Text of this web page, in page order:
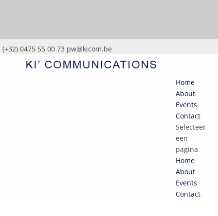
(+32) 0475 55 00 73 pw@kicom.be
Home
About
Events
Contact
Selecteer
een
pagina
Home
About
Events
Contact